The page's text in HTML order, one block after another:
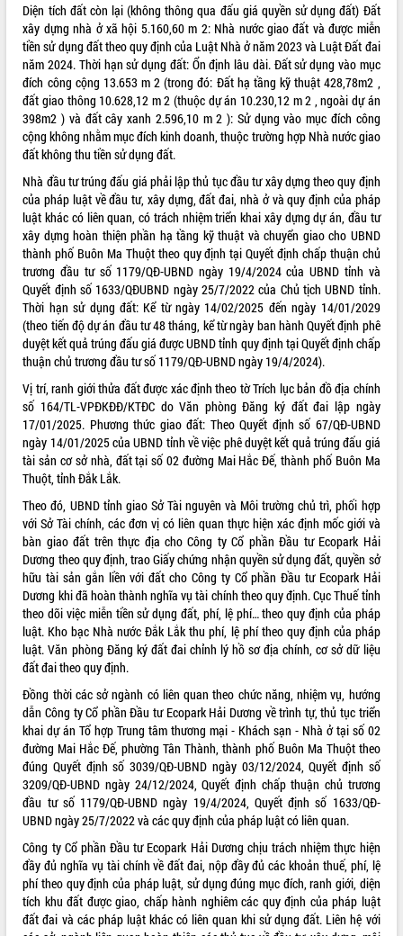
VIDEO
Loading the player...
Khám bệnh, cấp phát thuốc miễn phí
và tặng quà người dân xã Cư Pui
Hội nghị UBND tỉnh Đắk Lắk thường kỳ
tháng 7/2026
Lễ truy tặng danh hiệu “Bà Mẹ Việt
Nam Anh hùng” và trao Huân chương
Lao động
UBND tỉnh Đắk Lắk triển khai nhiệm
vụ 6 tháng cuối năm 2026
Kỳ họp thứ Hai, Hội đồng nhân dân
tỉnh khóa XI quyết nghị nhiều nội dung
quan trọng
Bí thư Tỉnh ủy Lương Nguyễn Minh
Triết thăm, tặng quà người có công với
cách mạng
Rà soát, hoàn thiện hệ thống thiết chế
văn hóa, thể thao đáp ứng yêu cầu
phát triển mới
Thường trực HĐND tỉnh Đắk Lắk gặp
mặt Đoàn chuyên gia y tế TP. Hồ Chí
Minh
Lễ truy điệu và an táng hài cốt liệt sĩ
tại Nghĩa trang Liệt sĩ xã Sơn Hòa
Bàn giải pháp tháo gỡ khó khăn trong
xuất khẩu sầu riêng và triển khai quy
định EUDR
Thứ trưởng Bộ Nông nghiệp và Môi
trường Nguyễn Hoàng Hiệp khảo sát
vùng trồng và doanh nghiệp đóng gói
sầu riêng tại Đắk Lắk
Trình diễn nghệ thuật chế biến các
món ăn từ sầu riêng
Đắk Lắk công bố Quy hoạch và xúc
tiến đầu tư tỉnh
Ngành cá ngừ Đắk Lắk chủ động thích
ứng để giữ vững thị trường xuất khẩu
Diễn đàn Kinh tế tư nhân Việt Nam đột
phá cơ chế - Hợp tác công tư
Đề án 06 tạo bước ngoặt đột phá trong
cải cách hành chính tỉnh Đắk Lắk
Kết nối tour, đẩy mạnh chuyển đổi số
để phát triển du lịch Đắk Lắk
Khởi động Dự án Đầu tư xây dựng hạ
tầng kỹ thuật Cụm công nghiệp Tân
ALBUM ẢNH
LIÊN KẾT WEB
THỐNG KÊ TRUY CẬP
Hôm nay:
13341
Tất cả: 66099009
Diện tích đất còn lại (không thông qua đấu giá quyền sử dụng đất) Đất
xây dựng nhà ở xã hội 5.160,60 m 2: Nhà nước giao đất và được miễn
tiền sử dụng đất theo quy định của Luật Nhà ở năm 2023 và Luật Đất đai
năm 2024. Thời hạn sử dụng đất: Ổn định lâu dài. Đất sử dụng vào mục
đích công cộng 13.653 m 2 (trong đó: Đất hạ tầng kỹ thuật 428,78m2 ,
đất giao thông 10.628,12 m 2 (thuộc dự án 10.230,12 m 2 , ngoài dự án
398m2 ) và đất cây xanh 2.596,10 m 2 ): Sử dụng vào mục đích công
cộng không nhằm mục đích kinh doanh, thuộc trường hợp Nhà nước giao
đất không thu tiền sử dụng đất.
Nhà đầu tư trúng đấu giá phải lập thủ tục đầu tư xây dựng theo quy định
của pháp luật về đầu tư, xây dựng, đất đai, nhà ở và quy định của pháp
luật khác có liên quan, có trách nhiệm triển khai xây dựng dự án, đầu tư
xây dựng hoàn thiện phần hạ tầng kỹ thuật và chuyển giao cho UBND
thành phố Buôn Ma Thuột theo quy định tại Quyết định chấp thuận chủ
trương đầu tư số 1179/QĐ-UBND ngày 19/4/2024 của UBND tỉnh và
Quyết định số 1633/QĐUBND ngày 25/7/2022 của Chủ tịch UBND tỉnh.
Thời hạn sử dụng đất: Kể từ ngày 14/02/2025 đến ngày 14/01/2029
(theo tiến độ dự án đầu tư 48 tháng, kể từ ngày ban hành Quyết định phê
duyệt kết quả trúng đấu giá được UBND tỉnh quy định tại Quyết định chấp
thuận chủ trương đầu tư số 1179/QĐ-UBND ngày 19/4/2024).
Vị trí, ranh giới thửa đất được xác định theo tờ Trích lục bản đồ địa chính
số 164/TL-VPĐKĐĐ/KTĐC do Văn phòng Đăng ký đất đai lập ngày
17/01/2025. Phương thức giao đất: Theo Quyết định số 67/QĐ-UBND
ngày 14/01/2025 của UBND tỉnh về việc phê duyệt kết quả trúng đấu giá
tài sản cơ sở nhà, đất tại số 02 đường Mai Hắc Đế, thành phố Buôn Ma
Thuột, tỉnh Đắk Lắk.
Theo đó, UBND tỉnh giao Sở Tài nguyên và Môi trường chủ trì, phối hợp
với Sở Tài chính, các đơn vị có liên quan thực hiện xác định mốc giới và
bàn giao đất trên thực địa cho Công ty Cổ phần Đầu tư Ecopark Hải
Dương theo quy định, trao Giấy chứng nhận quyền sử dụng đất, quyền sở
hữu tài sản gắn liền với đất cho Công ty Cổ phần Đầu tư Ecopark Hải
Dương khi đã hoàn thành nghĩa vụ tài chính theo quy định. Cục Thuế tỉnh
theo dõi việc miễn tiền sử dụng đất, phí, lệ phí… theo quy định của pháp
luật. Kho bạc Nhà nước Đắk Lắk thu phí, lệ phí theo quy định của pháp
luật. Văn phòng Đăng ký đất đai chỉnh lý hồ sơ địa chính, cơ sở dữ liệu
đất đai theo quy định.
Đồng thời các sở ngành có liên quan theo chức năng, nhiệm vụ, hướng
dẫn Công ty Cổ phần Đầu tư Ecopark Hải Dương về trình tự, thủ tục triển
khai dự án Tổ hợp Trung tâm thương mại - Khách sạn - Nhà ở tại số 02
đường Mai Hắc Đế, phường Tân Thành, thành phố Buôn Ma Thuột theo
đúng Quyết định số 3039/QĐ-UBND ngày 03/12/2024, Quyết định số
3209/QĐ-UBND ngày 24/12/2024, Quyết định chấp thuận chủ trương
đầu tư số 1179/QĐ-UBND ngày 19/4/2024, Quyết định số 1633/QĐ-
UBND ngày 25/7/2022 và các quy định của pháp luật có liên quan.
Công ty Cổ phần Đầu tư Ecopark Hải Dương chịu trách nhiệm thực hiện
đầy đủ nghĩa vụ tài chính về đất đai, nộp đầy đủ các khoản thuế, phí, lệ
phí theo quy định của pháp luật, sử dụng đúng mục đích, ranh giới, diện
tích khu đất được giao, chấp hành nghiêm các quy định của pháp luật
đất đai và các pháp luật khác có liên quan khi sử dụng đất. Liên hệ với